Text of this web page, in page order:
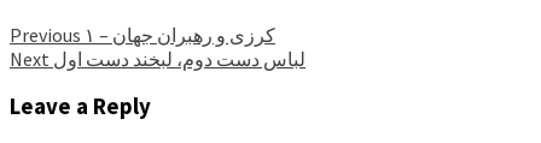
Previous
کرزی و رهبران جهان – ۱
Next لباس دست دوم، لبخند دست اول
Leave a Reply